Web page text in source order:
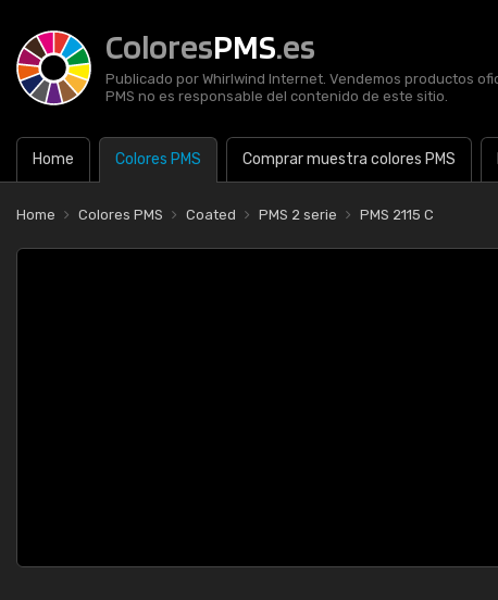
ColoresPMS.es
Publicado por Whirlwind Internet. Vendemos productos
PMS no es responsable del contenido de este sitio.
Home Colores PMS Comprar muestra colores PMS
Home Colores PMS Coated PMS 2 serie PMS 2115 C